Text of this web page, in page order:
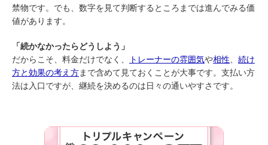
禁物です。でも、数字を見て判断するところまでは進んでみる価
値があります。
「続かなかったらどうしよう」
だからこそ、料金だけでなく、
トレーナーの雰囲気や相性
続け
方と効果の考え方まで含めて見ておくことが大事です。支払い方
法は入口ですが、継続を決めるのは日々の通いやすさです。